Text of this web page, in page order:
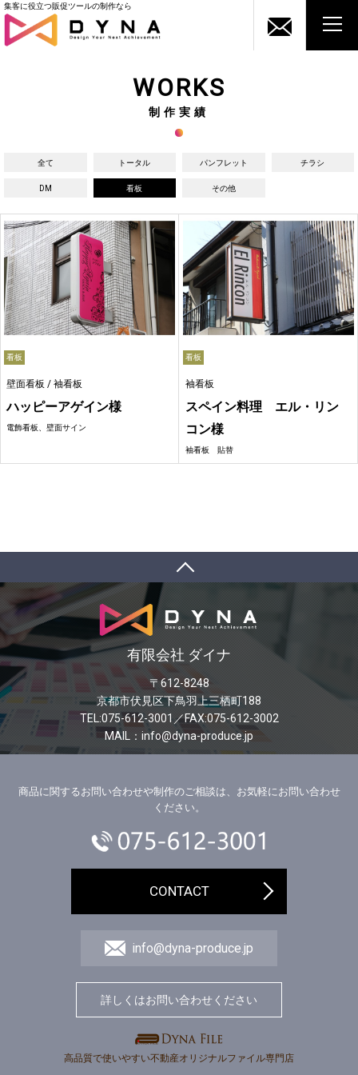
集客に役立つ販促ツールの制作なら
WORKS
制作実績
全て トータル パンフレット チラシ
DM 看板 その他
看板
壁面看板 / 袖看板
ハッピーアゲイン様
電飾看板、壁面サイン
看板
袖看板
スペイン料理 エル・リン
コン様
袖看板 貼替
有限会社 ダイナ
〒612-8248
京都市伏見区下鳥羽上三栖町188
TEL:075-612-3001／FAX:075-612-3002
MAIL：info@dyna-produce.jp
商品に関するお問い合わせや制作のご相談は、お気軽にお問い合わせ
ください。
CONTACT
info@dyna-produce.jp
詳しくはお問い合わせください
高品質で使いやすい不動産オリジナルファイル専門店